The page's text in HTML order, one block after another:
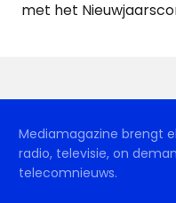
met het
Mediamagazine brengt
radio, televisie, on
telecomnieuws.